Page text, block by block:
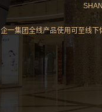
企一集团全线产品使用可至线下